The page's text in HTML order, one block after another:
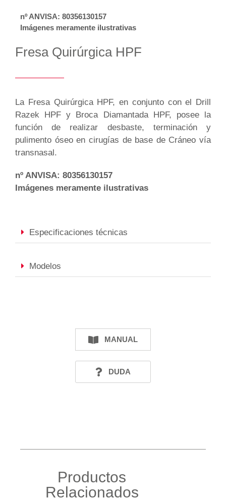
nº ANVISA: 80356130157
Imágenes meramente ilustrativas
Fresa Quirúrgica HPF
La Fresa Quirúrgica HPF, en conjunto con el Drill
Razek HPF y Broca Diamantada HPF, posee la
función de realizar desbaste, terminación y
pulimento óseo en cirugías de base de Cráneo vía
transnasal.
nº ANVISA: 80356130157
Imágenes meramente ilustrativas
Especificaciones técnicas
Modelos
MANUAL
DUDA
Productos
Relacionados